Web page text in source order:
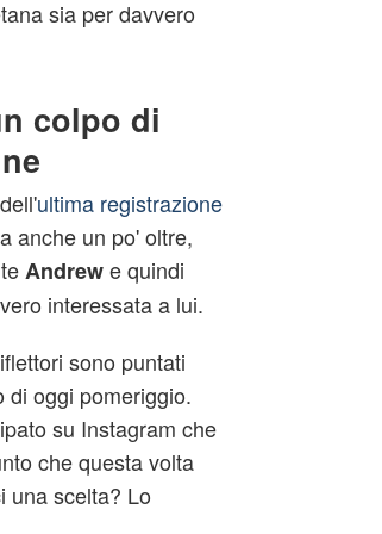
sia per davvero
colpo di
ultima registrazione
anche un po' oltre,
Andrewe quindi
interessata a lui.
sono puntati
di oggi pomeriggio.
su Instagram che
che questa volta
una scelta? Lo